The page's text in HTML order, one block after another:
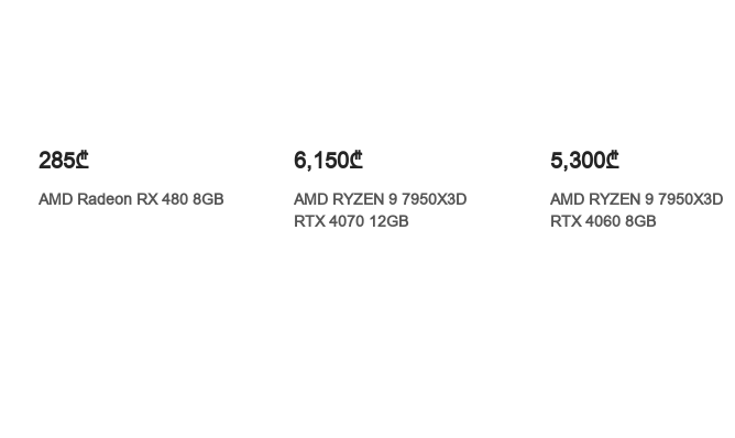
285₾
AMD Radeon RX 480 8GB
6,150₾
AMD RYZEN 9 7950X3D
RTX 4070 12GB
5,300₾
AMD RYZEN 9 7950X3D
RTX 4060 8GB